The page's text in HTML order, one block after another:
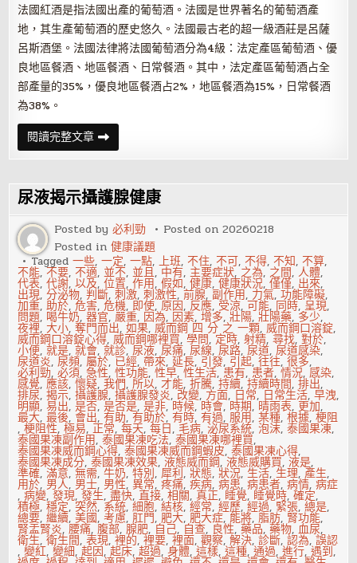
法國紅酒是指法國出產的葡萄酒。法國是世界著名的葡萄酒產
地，其生產葡萄酒的歷史悠久。法國最古老的超一級酒莊是呂薩
呂斯酒堡。法國法律將法國葡萄酒分為4級：法定產區葡萄酒、優
良地區餐酒、地區餐酒、日常餐酒。其中，法定產區葡萄酒占全
部產量的35%，優良地區餐酒占2%，地區餐酒為15%，日常餐酒
為38%。
閱讀完整文章法
國
紅
的
存
儲
方
法-
法
國
紅
酒
怎
麼
喝？
尿液揭示攝護腺健康
Posted by必利勁 Posted on20260218
Posted in健康議題
Tagged一些,一定,一點,上班,不住,不可,不得,不知,不算,
不能,不要,不適,並不,並且, 中有,主要症狀, 之為, 之間,人體,
代表,代謝,以及,位置,作用,假如,健康,健康狀況,僅僅, 出來,
出現,分泌物,判斷,刺激,刺激性,前腺,副作用, 力氣,功能障礙,
加重,助於,危害,危機, 即使,原因, 反應, 受涼,可能, 同時,呈現,
問題, 喝牛奶,器官,嚴重, 因為, 因素,增多,壯陽,壯陽藥, 多少,
夜裡,大小,奪門而出,如果,威而鋼 四 分 之 一顆,威而鋼口溶錠,
威而鋼口溶錠心得,威而鋼哪裡買,學問, 定時,射精,尋找,對於,
小便,就是,就會,就診,尿液,尿痛,尿線,尿路,尿道,尿道感染,
尿道炎,尿頻,屬於, 已經,帶來,延長, 引發, 引起,往往,很多,
必利勁,必須,急性,性功能,性早,性生活, 患有, 患者,情況,感染,
感覺,應該,懷疑,我們,所以,才能,折騰,持續,持續時間,排出,
排尿,揭示,攝護腺,攝護腺發炎, 改變, 方面, 日常, 日常生活,早洩,
明顯,易出,是否,是否是,是非, 時候, 時會, 時期, 晴雨表, 更加,
最大,最後, 會出,有助,有助於,有時,有過,服用,某種,根據,梗阻
,梗阻性,極易,正常,每天,每日, 毛病,泌尿系統,泡沫,泰國果凍,
泰國果凍副作用,泰國果凍吃法,泰國果凍哪裡買,
泰國果凍威而鋼心得,泰國果凍威而鋼蝦皮,泰國果凍心得,
泰國果凍成分,泰國果凍效果,液態威而鋼,液態威購買,液是,
準確,滿意,無需,牛奶,特別,犀利,狀態,狀況,生活,生理,產生,
用於, 男人, 男士, 男性,異常,疼痛,疾病,病患,病患者,病情,病症
,病變,發現,發生,盡快,直接,相關,真正, 睡覺, 睡覺時,確定,
積極,穩定,突然, 系統,細胞,結核,經常,經歷,經過, 緊張,總是,
總要,繼續,美國,考慮,肛門,肥大,肥大症,能將,脂肪, 腎功能,
腎盂腎炎,腰痛,腹部,腺肥, 自己, 自查, 良性,藥品,藥物,血尿,
衛生,衛生間,表現,裡的,裡要,裡面,觀察,解決,診斷,認為,誤認
,變紅,變細,起因,起床,超過,身體,這樣,這種,通過,進行,遇到,